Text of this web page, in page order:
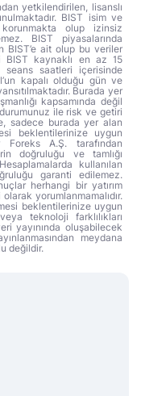
yetkilendirilen, lisanslı
BIST isim ve
korunmakta olup izinsiz
BIST piyasalarında
BIST’e ait olup bu veriler
BIST kaynaklı en az 15
seans saatleri içerisinde
kapalı olduğu gün ve
Burada yer
kapsamında değil
ile risk ve getiri
sadece burada yer alan
beklentilerinize uygun
Foreks A.Ş. tarafından
doğruluğu ve tamlığı
kullanılan
garanti edilemez.
herhangi bir yatırım
yorumlanmamalıdır.
beklentilerinize uygun
teknoloji farklılıkları
yayınında oluşabilecek
meydana
değildir.